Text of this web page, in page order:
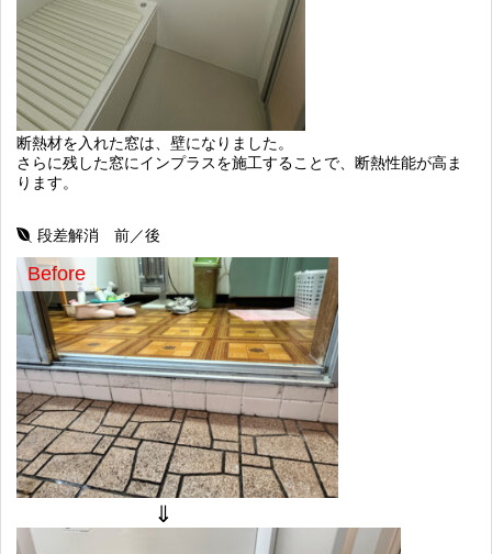
断熱材を入れた窓は、壁になりました。
さらに残した窓にインプラスを施工することで、断熱性能が高ま
ります。
段差解消 前／後
Before